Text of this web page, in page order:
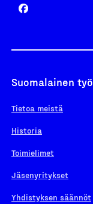
Suomalainen työ
Tietoa meistä
Historia
Toimielimet
Jäsenyritykset
Yhdistyksen säännöt